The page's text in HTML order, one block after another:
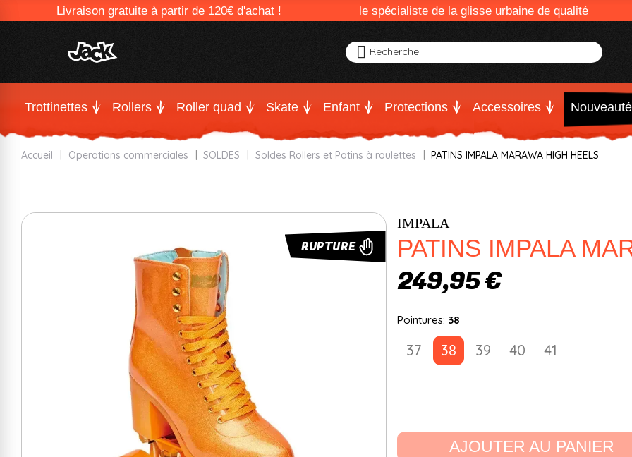
Livraison gratuite à partir de 120€ d'achat ! le spécialiste de la glisse urbaine de qualité
Recherche
Trottinettes Rollers Roller quad Skate Enfant Protections Accessoires
Accueil Operations commerciales SOLDES Soldes Rollers et Patins à roulettes PATINS IMPALA MARAWA HIGH HEELS
RUPTURE
IMPALA
PATINS IMPALA
249,95 €
Pointures: 38
37 38 39 40 41
AJOUTER AU PANIER